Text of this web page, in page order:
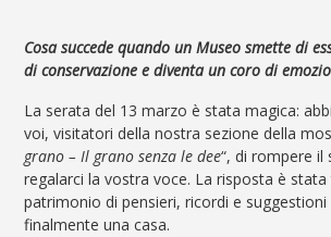
Cosa succede quando un Museo smette di
di conservazione e diventa un coro di
La serata del 13 marzo è stata magica:
voi, visitatori della nostra sezione della
grano – Il grano senza le dee“, di rompere il
regalarci la vostra voce. La risposta è
patrimonio di pensieri, ricordi e suggestioni
finalmente una casa.